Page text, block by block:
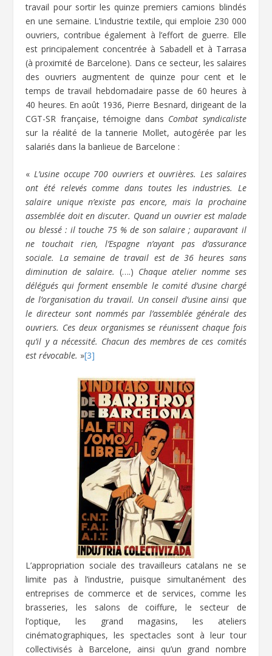
travail pour sortir les quinze premiers camions blindés
en une semaine. L’industrie textile, qui emploie 230 000
ouvriers, contribue également à l’effort de guerre. Elle
est principalement concentrée à Sabadell et à Tarrasa
(à proximité de Barcelone). Dans ce secteur, les salaires
des ouvriers augmentent de quinze pour cent et le
temps de travail hebdomadaire passe de 60 heures à
40 heures. En août 1936, Pierre Besnard, dirigeant de la
CGT-SR française, témoigne dans Combat syndicaliste
sur la réalité de la tannerie Mollet, autogérée par les
salariés dans la banlieue de Barcelone :
«L’usine occupe 700 ouvriers et ouvrières. Les salaires
ont été relevés comme dans toutes les industries. Le
salaire unique n’existe pas encore, mais la prochaine
assemblée doit en discuter. Quand un ouvrier est malade
ou blessé : il touche 75 % de son salaire ; auparavant il
ne touchait rien, l’Espagne n’ayant pas d’assurance
sociale. La semaine de travail est de 36 heures sans
diminution de salaire. (….) Chaque atelier nomme ses
délégués qui forment ensemble le comité d’usine chargé
de l’organisation du travail. Un conseil d’usine ainsi que
le directeur sont nommés par l’assemblée générale des
ouvriers. Ces deux organismes se réunissent chaque fois
qu’il y a nécessité. Chacun des membres de ces comités
est révocable. »[3]
L’appropriation sociale des travailleurs catalans ne se
limite pas à l’industrie, puisque simultanément des
entreprises de commerce et de services, comme les
brasseries, les salons de coiffure, le secteur de
l’optique, les grand magasins, les ateliers
cinématographiques, les spectacles sont à leur tour
collectivisés à Barcelone, ainsi qu’un grand nombre